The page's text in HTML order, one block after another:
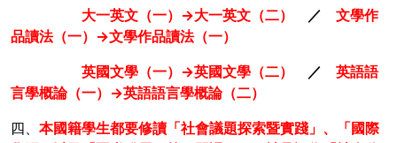
大一英文（一）→大一英文（二） ／ 文學作
品讀法（一）→文學作品讀法（一）
英國文學（一）→英國文學（二） ／ 英語語
言學概論（一）→英語語言學概論（二）
四、 本國籍學生都要修讀「社會議題探索暨實踐」、「國際